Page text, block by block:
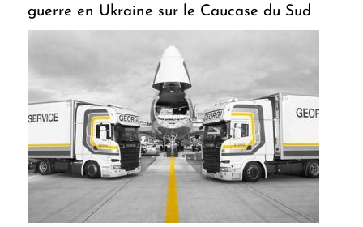
guerre en Ukraine sur le Caucase du Sud